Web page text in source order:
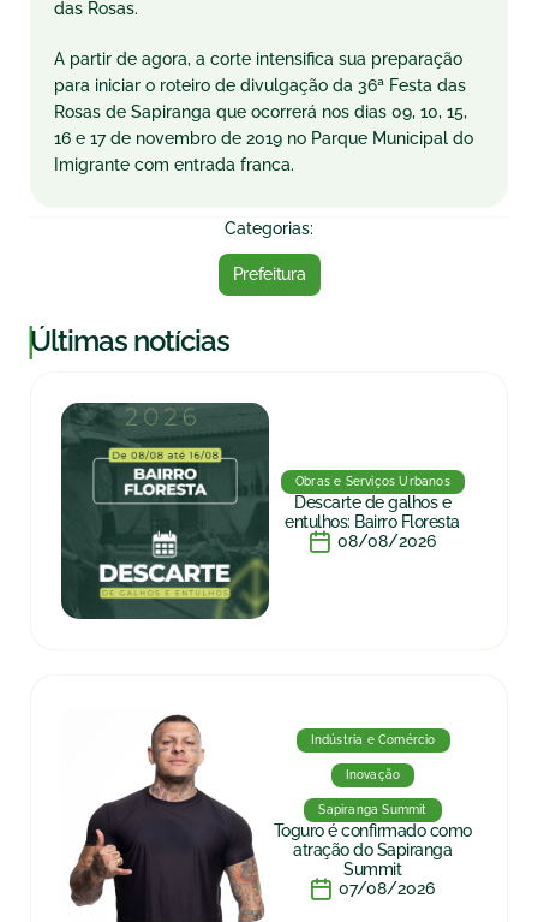
das Rosas.
A partir de agora, a corte intensifica sua preparação
para iniciar o roteiro de divulgação da 36ª Festa das
Rosas de Sapiranga que ocorrerá nos dias 09, 10, 15,
16 e 17 de novembro de 2019 no Parque Municipal do
Imigrante com entrada franca.
Categorias:
Prefeitura
|Últimas notícias
Obras e Serviços Urbanos
Descarte de galhos e
entulhos: Bairro Floresta
08/08/2026
Indústria e Comércio
Inovação
Sapiranga Summit
Toguro é confirmado como
atração do Sapiranga
Summit
07/08/2026